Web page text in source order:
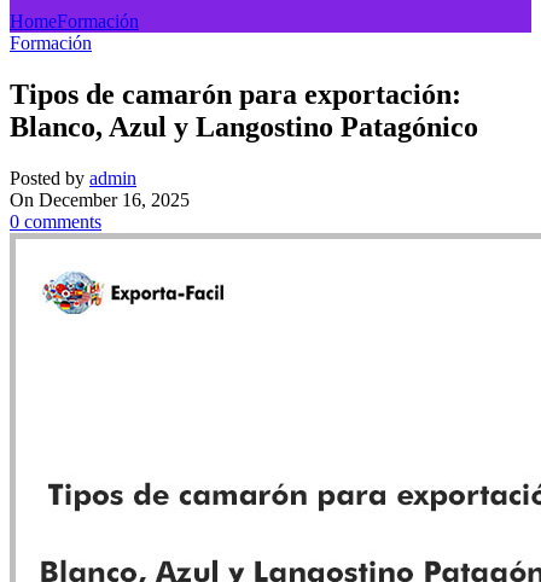
HomeFormación
Formación
Tipos de camarón para exportación:
Blanco, Azul y Langostino Patagónico
Posted by admin
On December 16, 2025
0 comments